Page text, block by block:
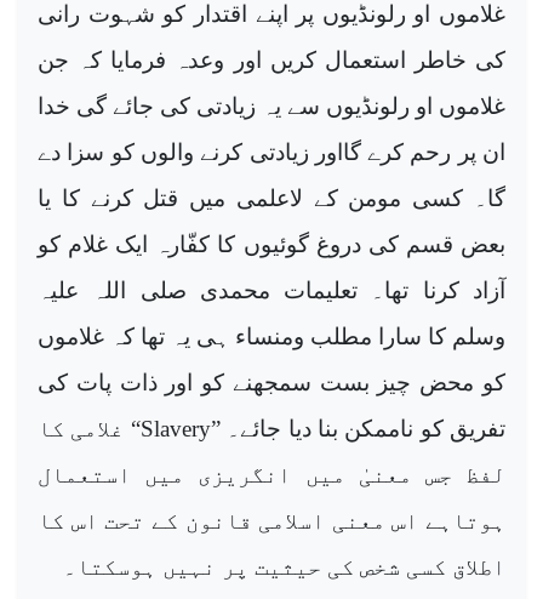
غلاموں او رلونڈیوں پر اپنے اقتدار کو شہوت رانی
کی خاطر استعمال کریں اور وعدہ فرمایا کہ جن
غلاموں او رلونڈیوں سے یہ زیادتی کی جائے گی خدا
ان پر رحم کرے گااور زیادتی کرنے والوں کو سزا دے
گا۔ کسی مومن کے لاعلمی میں قتل کرنے کا یا
بعض قسم کی دروغ گوئیوں کا کفّارہ ایک غلام کو
آزاد کرنا تھا۔ تعلیمات محمدی صلی اللہ علیہ
وسلم کا سارا مطلب ومنساء ہی یہ تھا کہ غلاموں
کو محض چیز بست سمجھنے کو اور ذات پات کی
تفریق کو ناممکن بنا دیا جائے۔ ”Slavery“ غلامی کا
لفظ جس معنیٰ میں انگریزی میں استعمال
ہوتاہے اس معنی اسلامی قانون کے تحت اس کا
اطلاق کسی شخص کی حیثیت پر نہیں ہوسکتا۔